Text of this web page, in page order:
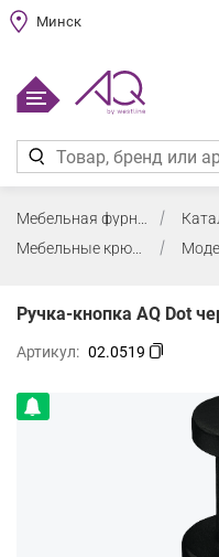
Минск
Мебельные крючки
Ручка-кнопка AQ Dot
Артикул: 02.0519